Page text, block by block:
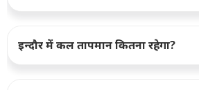
इन्दौर में कल तापमान कितना रहेगा?